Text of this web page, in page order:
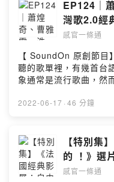
贊助這個節目： https://
404e-8b92-d54ce9b38e67
Hosting provided by
EP124｜
灣歌2.0經
感官一條通
【 SoundOn 原創節
聽的歌單裡，有幾首台
象通常是流行歌曲，然
灣歌》是一部致力於將
浩子，聆聽本集，不需
精神。《上奅台灣歌
https://
2022-06-17 · 46 分鐘
【特別集
的 ！》選
評彭紹宇
感官一條通